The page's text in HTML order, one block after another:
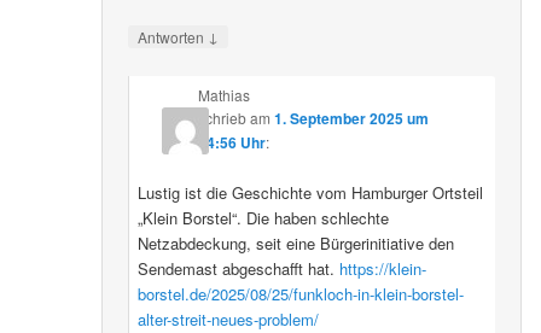
Antworten ↓
Mathias
schriebam 1. September 2025 um
14:56 Uhr:
Lustig ist die Geschichte vom Hamburger Ortsteil
„Klein Borstel“. Die haben schlechte
Netzabdeckung, seit eine Bürgerinitiative den
Sendemast abgeschafft hat. https://klein-
borstel.de/2025/08/25/funkloch-in-klein-borstel-
alter-streit-neues-problem/